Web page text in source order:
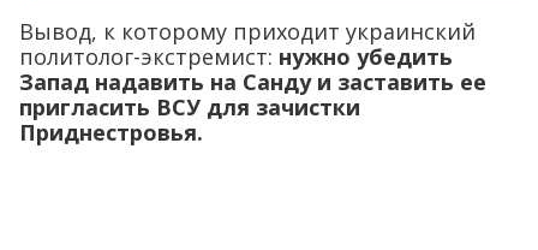
Вывод, к которому приходит украинский
политолог-экстремист: нужно убедить
Запад надавить на Санду и заставить ее
пригласить ВСУ для зачистки
Приднестровья.